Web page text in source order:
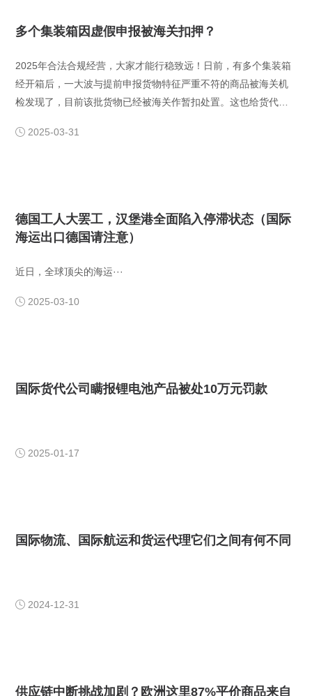
多个集装箱因虚假申报被海关扣押？
​2025年合法合规经营，大家才能行稳致远！日前，有多个集装箱
经开箱后，一大波与提前申报货物特征严重不符的商品被海关机
检发现了，目前该批货物已经被海关作暂扣处置。这也给货代企
旦被发现将损失惨重，所以接下来大家切莫为了自身利益搞违法
 2025-03-31
德国工人大罢工，汉堡港全面陷入停滞状态（国际
海运出口德国请注意）
​近日，全球顶尖的海运···
 2025-03-10
国际货代公司瞒报锂电池产品被处10万元罚款
 2025-01-17
国际物流、国际航运和货运代理它们之间有何不同
 2024-12-31
供应链中断挑战加剧？欧洲这里87%平价商品来自